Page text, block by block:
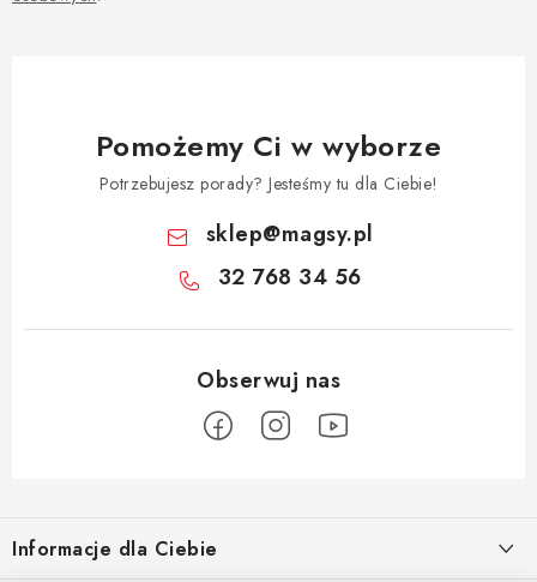
Pomożemy Ci w wyborze
Potrzebujesz porady? Jesteśmy tu dla Ciebie!
sklep@magsy.pl
32 768 34 56
oInformacje dla Ciebie